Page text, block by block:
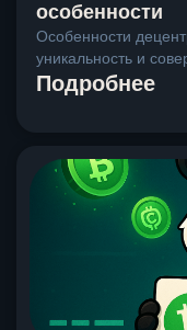
особенности
Особенности
уникальность и
Подробнее